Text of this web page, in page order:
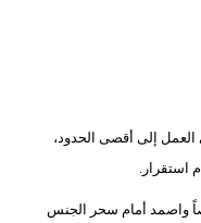
وتكنولوجيا
العمل إلى أقصى الحدود،
استقرار.
واصمد أمام سحر الجنس